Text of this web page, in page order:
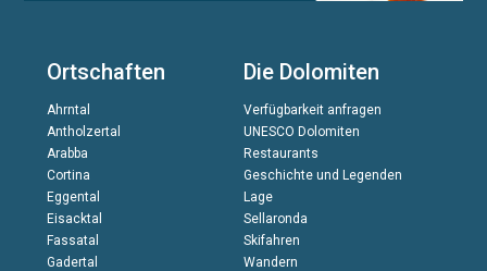
Ortschaften
Ahrntal
Antholzertal
Arabba
Cortina
Eggental
Eisacktal
Fassatal
Gadertal
Die Dolomiten
Verfügbarkeit anfragen
UNESCO Dolomiten
Restaurants
Geschichte und Legenden
Lage
Sellaronda
Skifahren
Wandern